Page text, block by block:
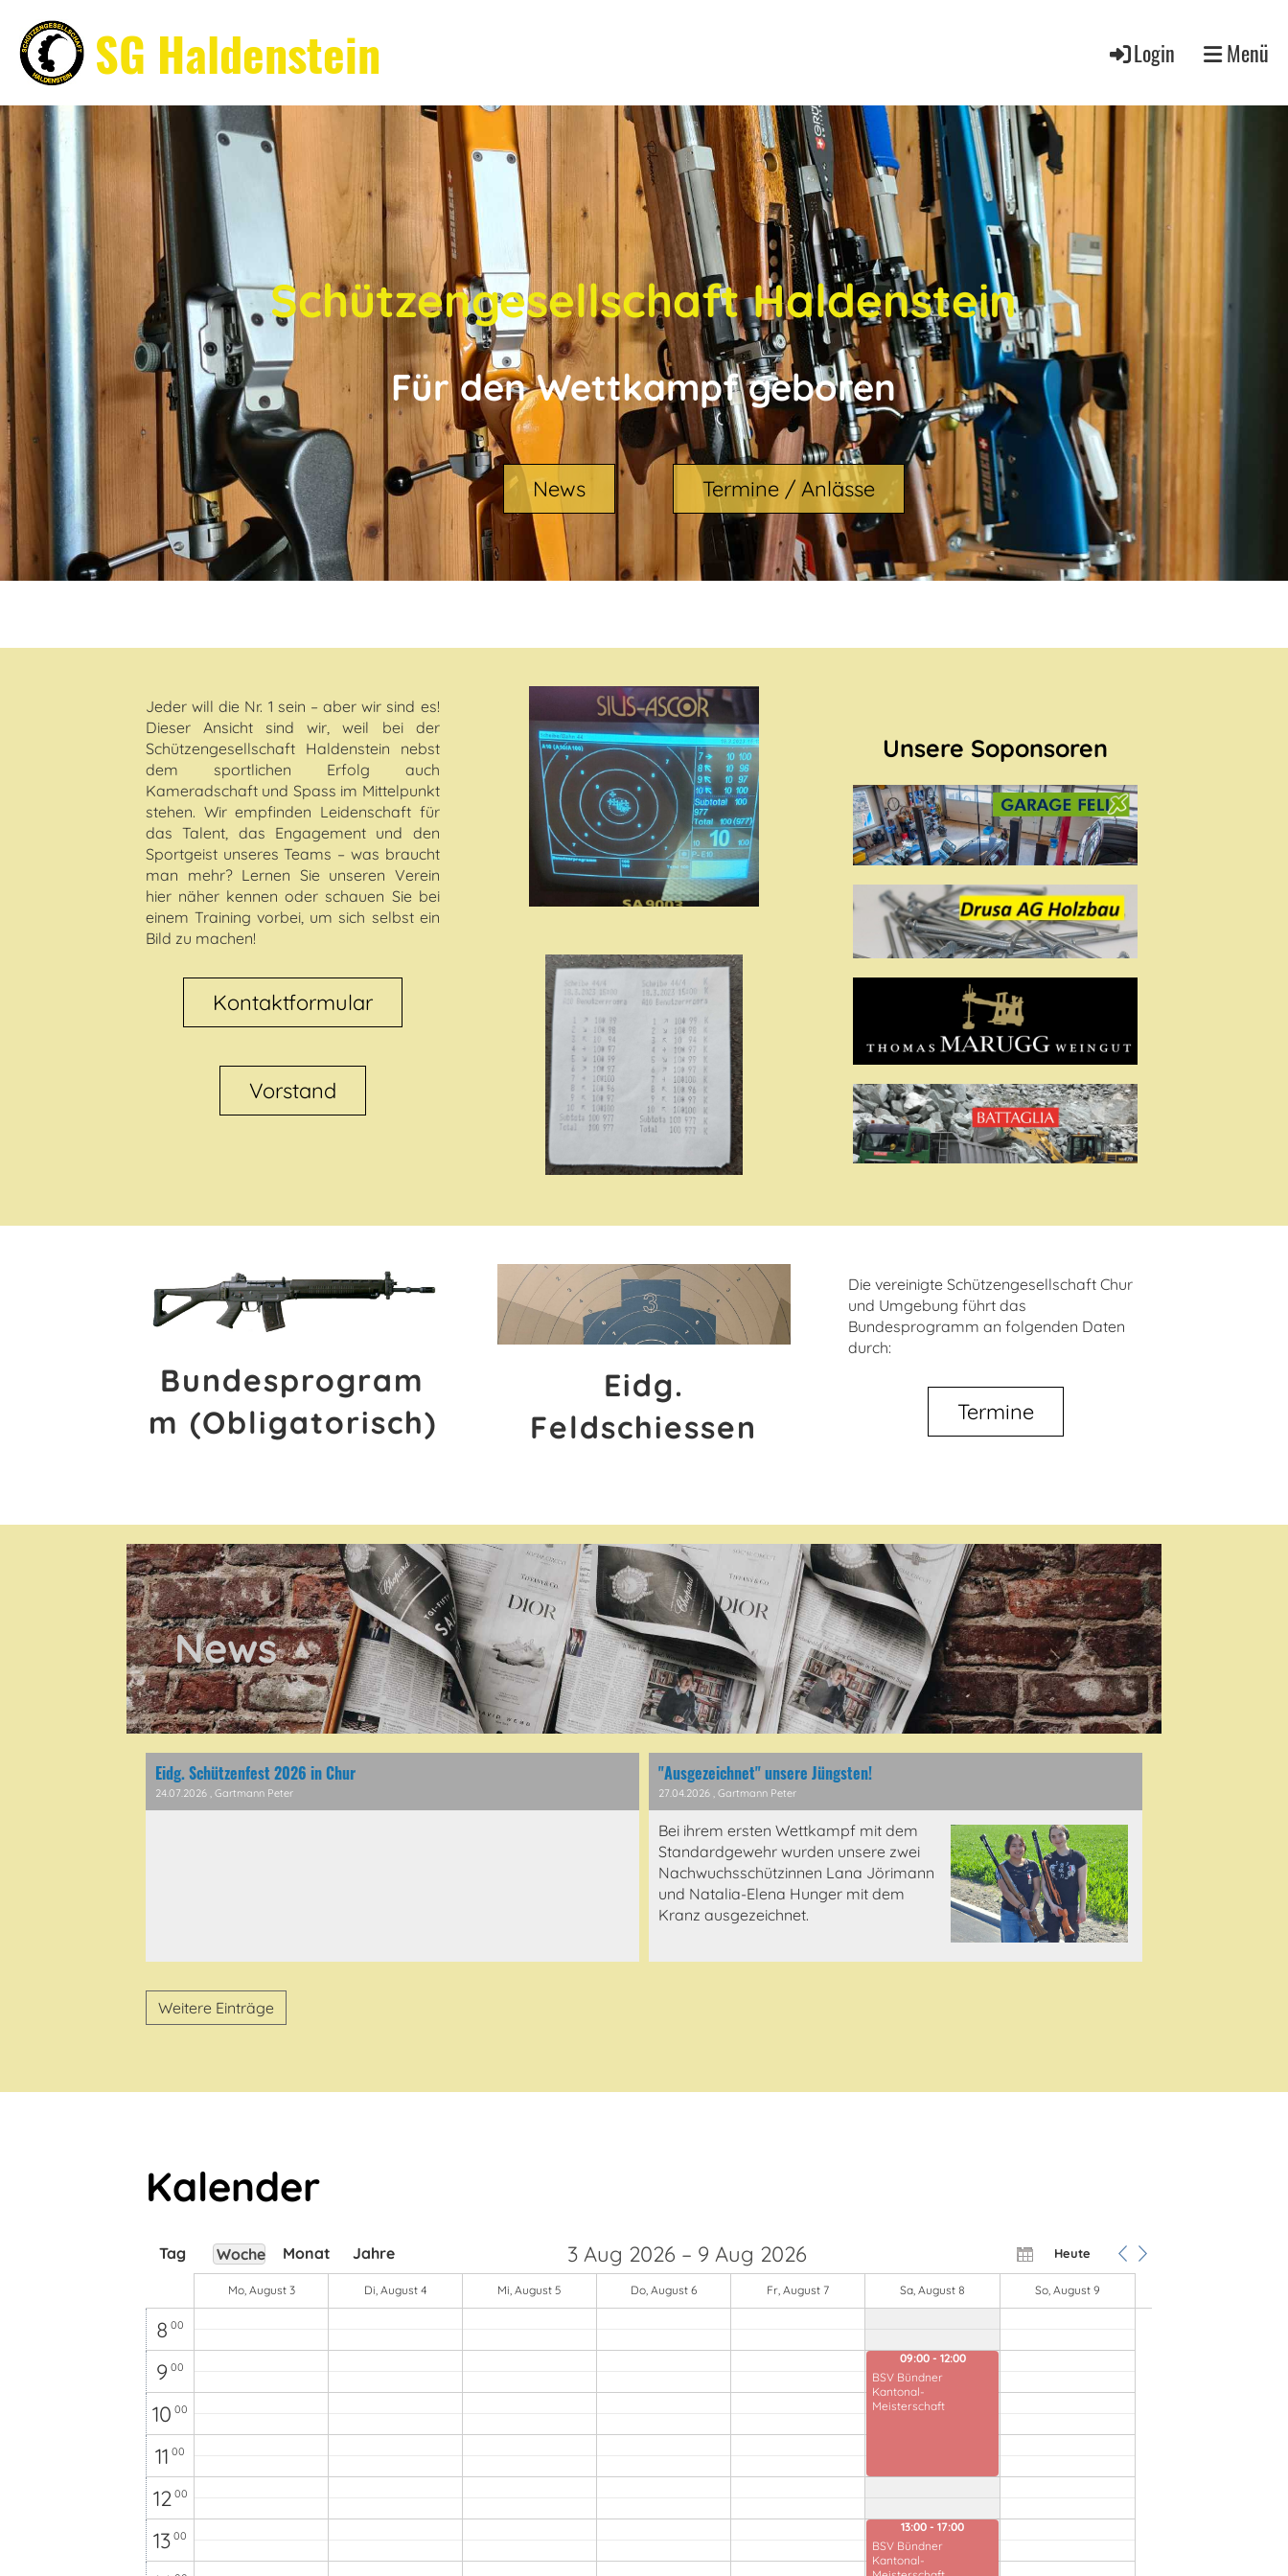
SG Haldenstein Login Menü
Schützengesellschaft Haldenstein
Für den Wettkampf geboren
News Termine / Anlässe
Jeder will die Nr. 1 sein – aber wir sind es!
Dieser Ansicht sind wir, weil bei der
Schützengesellschaft Haldenstein nebst
dem sportlichen Erfolg auch
Kameradschaft und Spass im Mittelpunkt
stehen. Wir empfinden Leidenschaft für
das Talent, das Engagement und den
Sportgeist unseres Teams – was braucht
man mehr? Lernen Sie unseren Verein
hier näher kennen oder schauen Sie bei
einem Training vorbei, um sich selbst ein
Bild zu machen!
Kontaktformular
Vorstand
Unsere Soponsoren
Bundesprogram
m (Obligatorisch)
Eidg.
Feldschiessen
Die vereinigte Schützengesellschaft Chur
und Umgebung führt das
Bundesprogramm an folgenden Daten
durch:
Termine
News
Eidg. Schützenfest 2026 in Chur
24.07.2026 , Gartmann Peter
"Ausgezeichnet" unsere Jüngsten!
27.04.2026, Gartmann Peter
Bei ihrem ersten Wettkampf mit dem
Standardgewehr wurden unsere zwei
Nachwuchsschützinnen Lana Jörimann
und Natalia-Elena Hunger mit dem
Kranz ausgezeichnet.
Weitere Einträge
Kalender
Heute
3 Aug 2026 – 9 Aug 2026
Tag Woche Monat Jahre
Mo, August 3 Di, August 4 Mi, August 5 Do, August 6 Fr, August 7 Sa, August 8 So, August 9
09:00 - 12:00
BSV Bündner
Kantonal-
Meisterschaft
13:00 - 17:00
BSV Bündner
Kantonal-
000
500
6
8 00
9 00
10 00
11 00
12 00
13 00